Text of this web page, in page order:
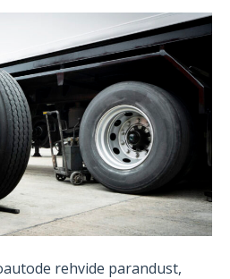
rehvide parandust,